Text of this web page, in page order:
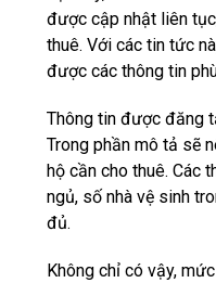
được cập nhật liên
thuê. Với các tin tức
được các thông tin
Thông tin được đăng
Trong phần mô tả sẽ
hộ cần cho thuê. Các
ngủ, số nhà vệ sinh
đủ.
Không chỉ có vậy,